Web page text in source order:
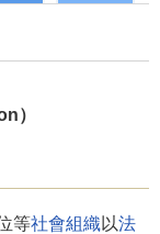
）
等社會組織以法